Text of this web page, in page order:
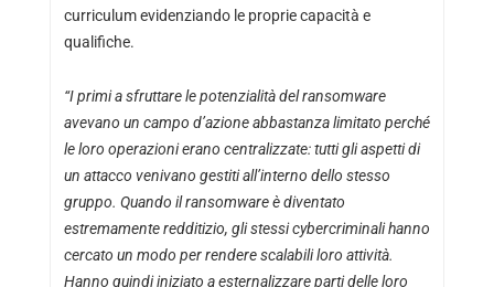
curriculum evidenziando le proprie capacità e
qualifiche.
“I primi a sfruttare le potenzialità del ransomware
avevano un campo d’azione abbastanza limitato perché
le loro operazioni erano centralizzate: tutti gli aspetti di
un attacco venivano gestiti all’interno dello stesso
gruppo. Quando il ransomware è diventato
estremamente redditizio, gli stessi cybercriminali hanno
cercato un modo per rendere scalabili loro attività.
Hanno quindi iniziato a esternalizzare parti delle loro